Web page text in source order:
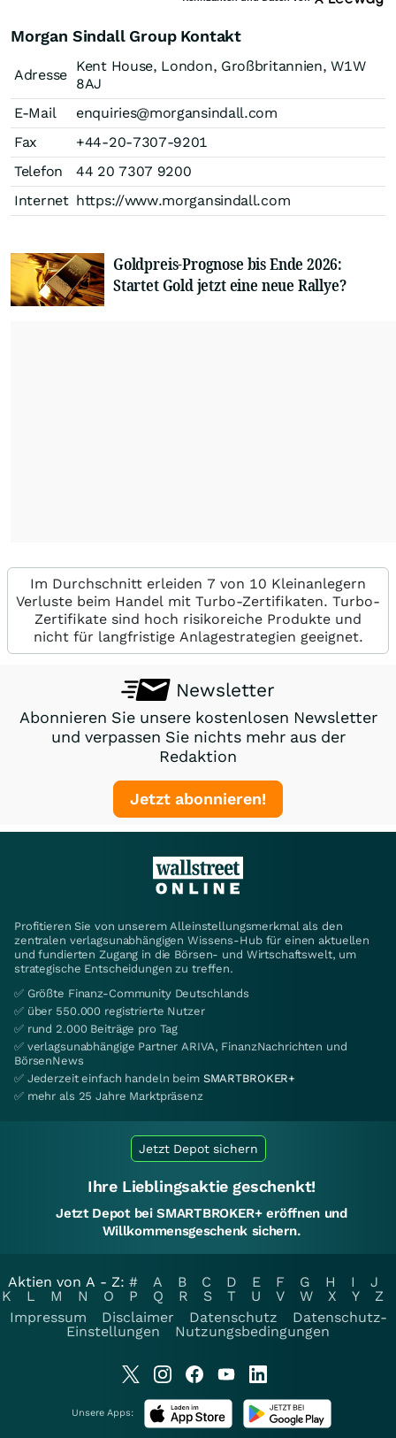
Morgan Sindall Group Kontakt
Adresse
Kent House, London, Großbritannien, W1W
8AJ
E-Mail
enquiries@morgansindall.com
Fax
+44-20-7307-9201
Telefon
44 20 7307 9200
Internet https://www.morgansindall.com
Goldpreis-Prognose bis Ende 2026:
Startet Gold jetzt eine neue Rallye?
Im Durchschnitt erleiden 7 von 10 Kleinanlegern
Verluste beim Handel mit Turbo-Zertifikaten. Turbo-
Zertifikate sind hoch risikoreiche Produkte und
nicht für langfristige Anlagestrategien geeignet.
Newsletter
Abonnieren Sie unsere kostenlosen Newsletter
und verpassen Sie nichts mehr aus der
Redaktion
Jetzt abonnieren!
Profitieren Sie von unserem Alleinstellungsmerkmal als den
zentralen verlagsunabhängigen Wissens-Hub für einen aktuellen
und fundierten Zugang in die Börsen- und Wirtschaftswelt, um
strategische Entscheidungen zu treffen.
✅ Größte Finanz-Community Deutschlands
✅ über 550.000 registrierte Nutzer
✅ rund 2.000 Beiträge pro Tag
✅ verlagsunabhängige Partner ARIVA, FinanzNachrichten und
BörsenNews
✅ Jederzeit einfach handeln beim SMARTBROKER+
✅ mehr als 25 Jahre Marktpräsenz
Jetzt Depot sichern
Ihre Lieblingsaktie geschenkt!
Jetzt Depot bei SMARTBROKER+ eröffnen und
Willkommensgeschenk sichern.
Aktien von A - Z: # A B C D E F G H I
J
K
L M N O P Q R S T U V W X Y
Z
Impressum
Disclaimer Datenschutz
Datenschutz-
Einstellungen
Nutzungsbedingungen
Unsere Apps: